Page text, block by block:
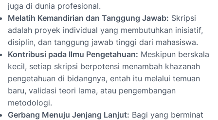
juga di dunia profesional.
Melatih Kemandirian dan Tanggung Jawab: Skripsi
adalah proyek individual yang membutuhkan inisiatif,
disiplin, dan tanggung jawab tinggi dari mahasiswa.
Kontribusi pada Ilmu Pengetahuan: Meskipun berskala
kecil, setiap skripsi berpotensi menambah khazanah
pengetahuan di bidangnya, entah itu melalui temuan
baru, validasi teori lama, atau pengembangan
metodologi.
Gerbang Menuju Jenjang Lanjut: Bagi yang berminat